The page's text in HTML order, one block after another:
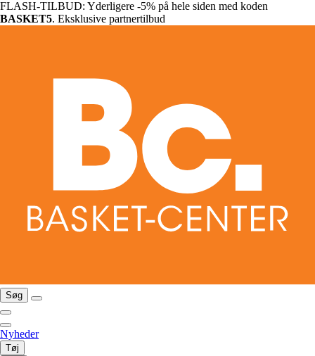
FLASH-TILBUD: Yderligere -5% på hele siden med koden
BASKET5. Eksklusive partnertilbud
Søg
Nyheder
Tøj